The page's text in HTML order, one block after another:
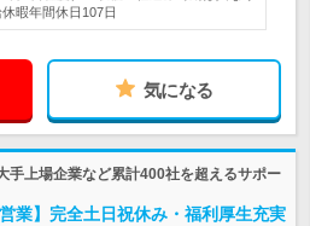
暇年間休日107日
気になる
上場企業など累計400社を超えるサポー
業】完全土日祝休み・福利厚生充実